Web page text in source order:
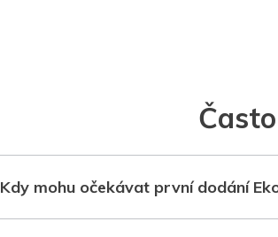
Kdy mohu očekávat první dodání